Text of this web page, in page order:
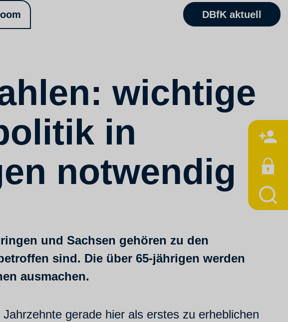
DBfK aktuell
wichtige
in
notwendig
und Sachsen gehören zu den
sind. Die über 65-jährigen werden
ausmachen.
gerade hier als erstes zu erheblichen